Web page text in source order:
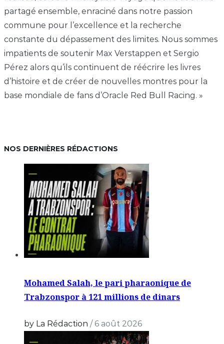
partagé ensemble, enraciné dans notre passion
commune pour l’excellence et la recherche
constante du dépassement des limites. Nous sommes
impatients de soutenir Max Verstappen et Sergio
Pérez alors qu’ils continuent de réécrire les livres
d’histoire et de créer de nouvelles montres pour la
base mondiale de fans d’Oracle Red Bull Racing. »
NOS DERNIÈRES RÉDACTIONS
Mohamed Salah, le pari pharaonique de
Trabzonspor à 121 millions de dinars
by La Rédaction / 6 août 2026